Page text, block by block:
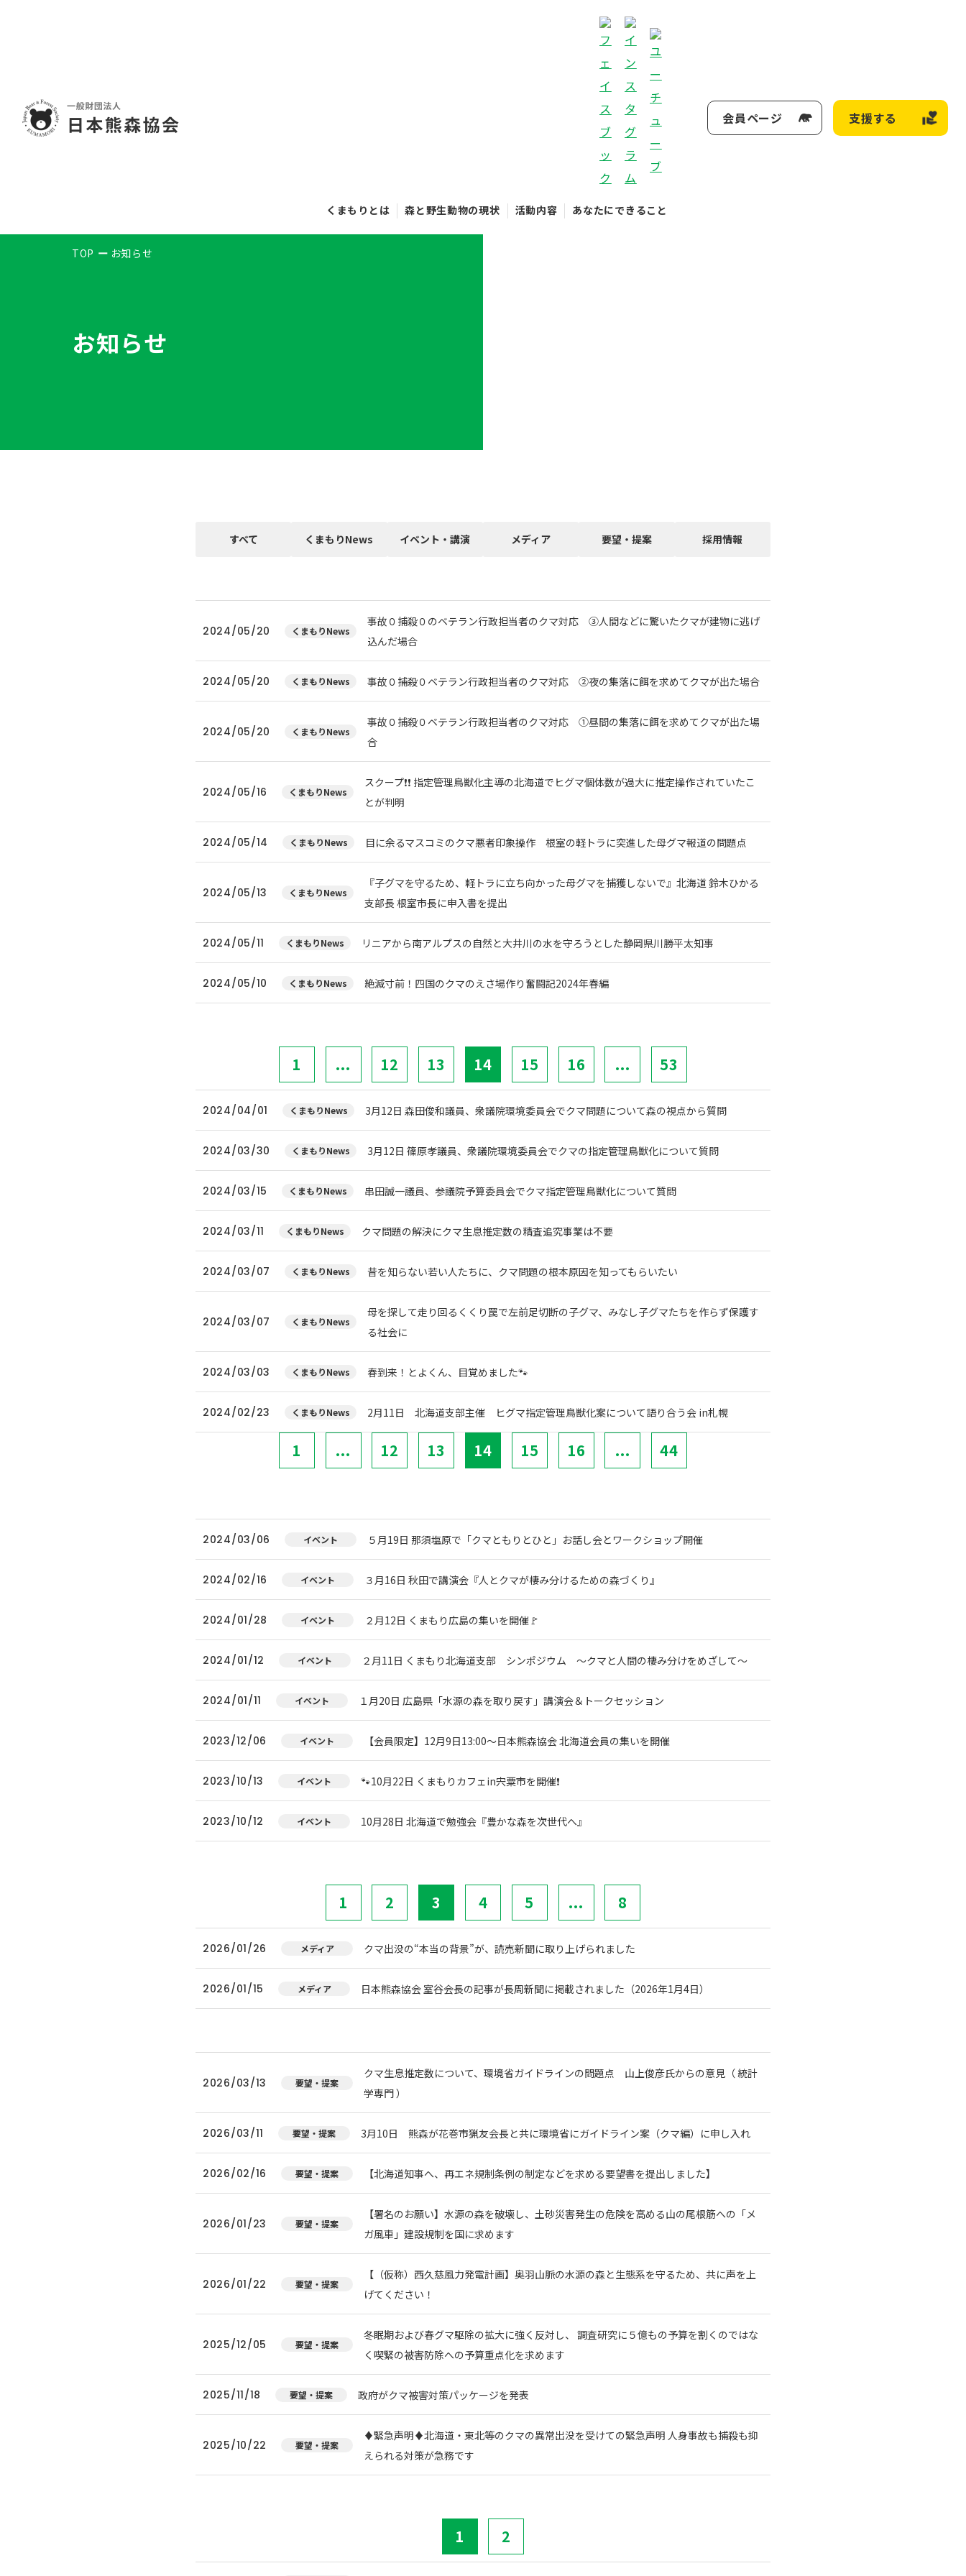
くまもりとは 森と野生動物の現状 活動内容 あなたにできること
会員ページ 支援する
TOP お知らせ
お知らせ
すべて くまもりNews イベント・講演 メディア 要望・提案 採用情報
2024/05/20 くまもりNews
事故０捕殺０のベテラン行政担当者のクマ対応 ③人間などに驚いたクマが建物に逃げ
込んだ場合
2024/05/20 くまもりNews 事故０捕殺０ベテラン行政担当者のクマ対応 ②夜の集落に餌を求めてクマが出た場合
2024/05/20 くまもりNews
事故０捕殺０ベテラン行政担当者のクマ対応 ①昼間の集落に餌を求めてクマが出た場
合
2024/05/16 くまもりNews
スクープ❗❗ 指定管理鳥獣化主導の北海道でヒグマ個体数が過大に推定操作されていたこ
とが判明
2024/05/14 くまもりNews 目に余るマスコミのクマ悪者印象操作 根室の軽トラに突進した母グマ報道の問題点
2024/05/13 くまもりNews
『子グマを守るため、軽トラに立ち向かった母グマを捕獲しないで』北海道 鈴木ひかる
支部長 根室市長に申入書を提出
2024/05/11 くまもりNews リニアから南アルプスの自然と大井川の水を守ろうとした静岡県川勝平太知事
2024/05/10 くまもりNews 絶滅寸前！四国のクマのえさ場作り奮闘記2024年春編
1 ... 12 13 14 15 16 ... 53
2024/04/01 くまもりNews 3月12日 森田俊和議員、衆議院環境委員会でクマ問題について森の視点から質問
2024/03/30 くまもりNews 3月12日 篠原孝議員、衆議院環境委員会でクマの指定管理鳥獣化について質問
2024/03/15 くまもりNews 串田誠一議員、参議院予算委員会でクマ指定管理鳥獣化について質問
2024/03/11 くまもりNews クマ問題の解決にクマ生息推定数の精査追究事業は不要
2024/03/07 くまもりNews 昔を知らない若い人たちに、クマ問題の根本原因を知ってもらいたい
2024/03/07 くまもりNews
母を探して走り回るくくり罠で左前足切断の子グマ、みなし子グマたちを作らず保護す
る社会に
2024/03/03 くまもりNews 春到来！とよくん、目覚めました🐾
2024/02/23 くまもりNews 2月11日 北海道支部主催 ヒグマ指定管理鳥獣化案について語り合う会 in札幌
1 ... 12 13 14 15 16 ... 44
2024/03/06 イベント ５月19日 那須塩原で「クマともりとひと」お話し会とワークショップ開催
2024/02/16 イベント ３月16日 秋田で講演会『人とクマが棲み分けるための森づくり』
2024/01/28 イベント ２月12日 くまもり広島の集いを開催🚩
2024/01/12 イベント ２月11日 くまもり北海道支部 シンポジウム ～クマと人間の棲み分けをめざして～
2024/01/11 イベント １月20日 広島県「水源の森を取り戻す」講演会＆トークセッション
2023/12/06 イベント 【会員限定】12月9日13:00～日本熊森協会 北海道会員の集いを開催
2023/10/13 イベント 🐾10月22日 くまもりカフェin宍粟市を開催❗
2023/10/12 イベント 10月28日 北海道で勉強会『豊かな森を次世代へ』
1 2 3 4 5 ... 8
2026/01/26 メディア クマ出没の“本当の背景”が、読売新聞に取り上げられました
2026/01/15 メディア 日本熊森協会 室谷会長の記事が長周新聞に掲載されました（2026年1月4日）
2026/03/13 要望・提案
クマ生息推定数について、環境省ガイドラインの問題点 山上俊彦氏からの意見（ 統計
学専門 ）
2026/03/11 要望・提案 3月10日 熊森が花巻市猟友会長と共に環境省にガイドライン案（クマ編）に申し入れ
2026/02/16 要望・提案 【北海道知事へ、再エネ規制条例の制定などを求める要望書を提出しました】
2026/01/23 要望・提案
【署名のお願い】水源の森を破壊し、土砂災害発生の危険を高める山の尾根筋への「メ
ガ風車」建設規制を国に求めます
2026/01/22 要望・提案
【（仮称）西久慈風力発電計画】奥羽山脈の水源の森と生態系を守るため、共に声を上
げてください！
2025/12/05 要望・提案
冬眠期および春グマ駆除の拡大に強く反対し、 調査研究に５億もの予算を割くのではな
く喫緊の被害防除への予算重点化を求めます
2025/11/18 要望・提案 政府がクマ被害対策パッケージを発表
2025/10/22 要望・提案
♦️緊急声明♦️北海道・東北等のクマの異常出没を受けての緊急声明 人身事故も捕殺も抑
えられる対策が急務です
1 2